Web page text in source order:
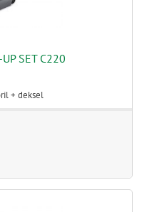
SET C220
+ deksel